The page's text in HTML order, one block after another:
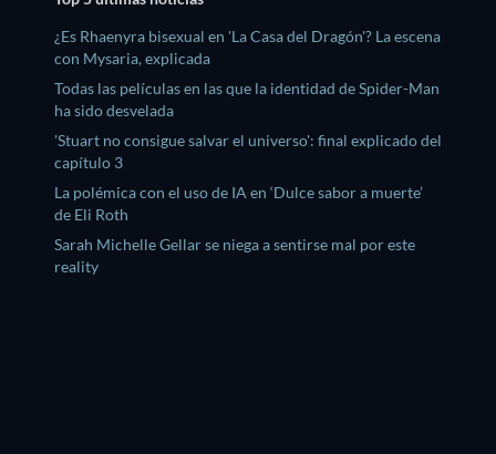
¿Es Rhaenyra bisexual en 'La Casa del Dragón'? La escena
con Mysaria, explicada
Todas las películas en las que la identidad de Spider-Man
ha sido desvelada
'Stuart no consigue salvar el universo': final explicado del
capítulo 3
La polémica con el uso de IA en ‘Dulce sabor a muerte’
de Eli Roth
Sarah Michelle Gellar se niega a sentirse mal por este
reality